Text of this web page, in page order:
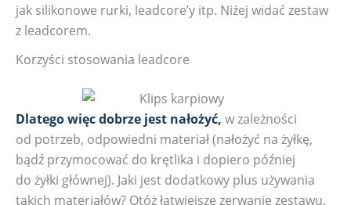
jak silikonowe rurki, leadcore’y itp. Niżej widać zestaw
z leadcorem.
Korzyści stosowania leadcore
Dlatego więc dobrze jest nałożyć, w zależności
od potrzeb, odpowiedni materiał (nałożyć na żyłkę,
bądź przymocować do krętlika i dopiero później
do żyłki głównej). Jaki jest dodatkowy plus używania
takich materiałów? Otóż łatwiejsze zerwanie zestawu.